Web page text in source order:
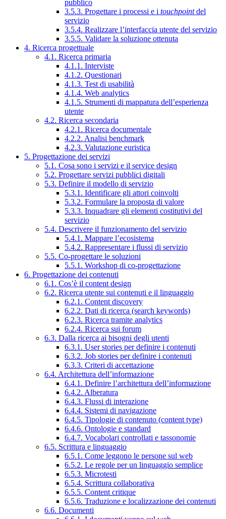
pubblico
3.5.3. Progettare i processi e i touchpointdel
servizio
3.5.4. Realizzare l’interfaccia utente del servizio
3.5.5. Validare la soluzione ottenuta
4. Ricerca progettuale
4.1. Ricerca primaria
4.1.1. Interviste
4.1.2. Questionari
4.1.3. Test di usabilità
4.1.4. Web analytics
4.1.5. Strumenti di mappatura dell’esperienza
utente
4.2. Ricerca secondaria
4.2.1. Ricerca documentale
4.2.2. Analisi benchmark
4.2.3. Valutazione euristica
5. Progettazione dei servizi
5.1. Cosa sono i servizi e il service design
5.2. Progettare servizi pubblici digitali
5.3. Definire il modello di servizio
5.3.1. Identificare gli attori coinvolti
5.3.2. Formulare la proposta di valore
5.3.3. Inquadrare gli elementi costitutivi del
servizio
5.4. Descrivere il funzionamento del servizio
5.4.1. Mappare l’ecosistema
5.4.2. Rappresentare i flussi di servizio
5.5. Co-progettare le soluzioni
5.5.1. Workshop di co-progettazione
6. Progettazione dei contenuti
6.1. Cos’è il content design
6.2. Ricerca utente sui contenuti e il linguaggio
6.2.1. Content discovery
6.2.2. Dati di ricerca (search keywords)
6.2.3. Ricerca tramite analytics
6.2.4. Ricerca sui forum
6.3. Dalla ricerca ai bisogni degli utenti
6.3.1. User stories per definire i contenuti
6.3.2. Job stories per definire i contenuti
6.3.3. Criteri di accettazione
6.4. Architettura dell’informazione
6.4.1. Definire l’architettura dell’informazione
6.4.2. Alberatura
6.4.3. Flussi di interazione
6.4.4. Sistemi di navigazione
6.4.5. Tipologie di contenuto (content type)
6.4.6. Ontologie e standard
6.4.7. Vocabolari controllati e tassonomie
6.5. Scrittura e linguaggio
6.5.1. Come leggono le persone sul web
6.5.2. Le regole per un linguaggio semplice
6.5.3. Microtesti
6.5.4. Scrittura collaborativa
6.5.5. Content critique
6.5.6. Traduzione e localizzazione dei contenuti
6.6. Documenti